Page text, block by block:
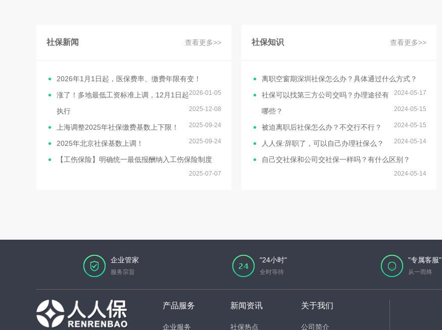
社保新闻 查看更多>>
2026年1月1日起，医保费率、缴费年限有变！
2026-01-05
涨了！多地最低工资标准上调，12月1日起
执行
2025-12-08
上海调整2025年社保缴费基数上下限！ 2025-09-24
2025年北京社保基数上调！ 2025-09-24
【工伤保险】明确统一最低报酬纳入工伤保险制度
2025-07-07
社保知识 查看更多>>
离职空窗期深圳社保怎么办？具体通过什么方式？
2024-05-17
社保可以找第三方公司交吗？办理途径有
哪些？
2024-05-15
被迫离职后社保怎么办？不交行不行？ 2024-05-15
人人保:辞职了，可以自己办理社保么？ 2024-05-14
自己交社保和公司交社保一样吗？有什么区别？
2024-05-14
企业管家
服务宗旨
"24小时"
全时等待
"专属客服"
从一而终
产品服务
企业服务
新闻资讯
社保热点
关于我们
公司简介